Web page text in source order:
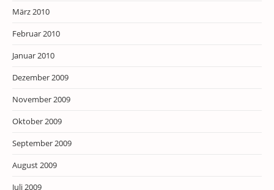
März 2010
Februar 2010
Januar 2010
Dezember 2009
November 2009
Oktober 2009
September 2009
August 2009
Juli 2009